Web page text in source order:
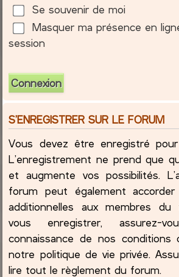
Se souvenir de moi
Masquer ma présence en
session
S’ENREGISTRER SUR LE FORUM
Vous devez être enregistré
L’enregistrement ne prend que
et augmente vos possibilités.
forum peut également accorder
additionnelles aux membres
vous enregistrer, assurez-
connaissance de nos conditions
notre politique de vie privée.
lire tout le règlement du forum.